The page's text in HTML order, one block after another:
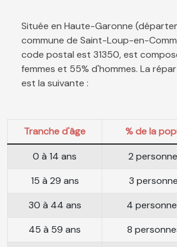
Située en Haute-Garonne
commune de Saint-Loup-en-
code postal est 31350, est
femmes et 55% d'hommes. La
est la suivante :
Tranche d'âge
% de la
0 à 14 ans
2
15 à 29 ans
3
30 à 44 ans
4
45 à 59 ans
8